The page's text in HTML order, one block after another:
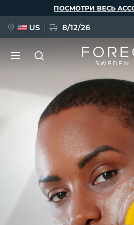
ПОСМОТРИ ВЕСЬ
US 8/12/26
НОВИНКА
FAQ™ Pure Beauty-Tech Elixir
BREAKING NEWS
issa™ Teeth Whitening Set
English Deutsch
Français
Italiano
Svenska
Türkçe
简体中文